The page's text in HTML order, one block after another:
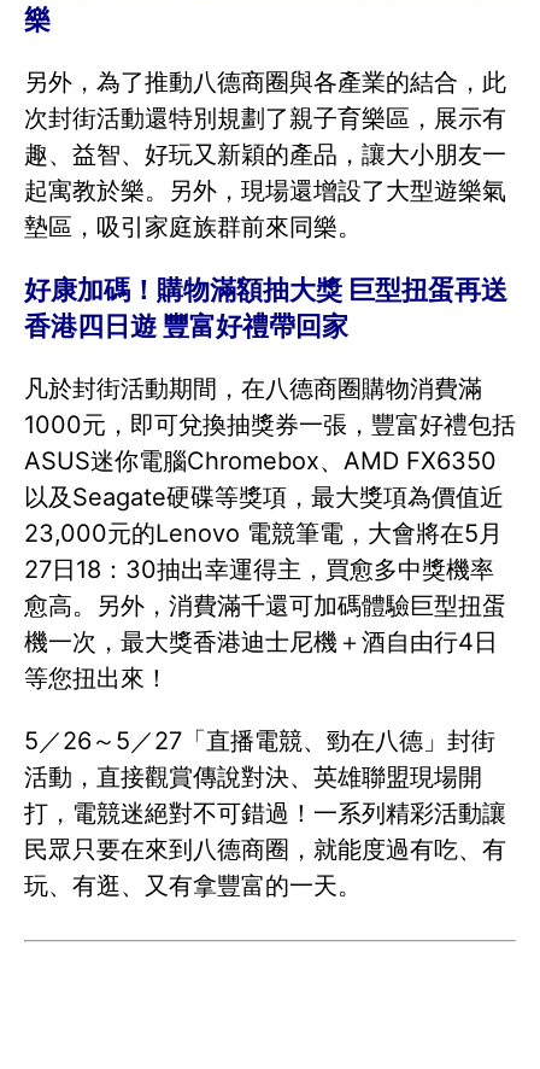
樂
另外，為了推動八德商圈與各產業的結合，此
次封街活動還特別規劃了親子育樂區，展示有
趣、益智、好玩又新穎的產品，讓大小朋友一
起寓教於樂。另外，現場還增設了大型遊樂氣
墊區，吸引家庭族群前來同樂。
好康加碼！購物滿額抽大獎 巨型扭蛋再送
香港四日遊 豐富好禮帶回家
凡於封街活動期間，在八德商圈購物消費滿
1000元，即可兌換抽獎券一張，豐富好禮包括
ASUS迷你電腦Chromebox、AMD FX6350
以及Seagate硬碟等獎項，最大獎項為價值近
23,000元的Lenovo 電競筆電，大會將在5月
27日18：30抽出幸運得主，買愈多中獎機率
愈高。另外，消費滿千還可加碼體驗巨型扭蛋
機一次，最大獎香港迪士尼機＋酒自由行4日
等您扭出來！
5／26～5／27「直播電競、勁在八德」封街
活動，直接觀賞傳說對決、英雄聯盟現場開
打，電競迷絕對不可錯過！一系列精彩活動讓
民眾只要在來到八德商圈，就能度過有吃、有
玩、有逛、又有拿豐富的一天。